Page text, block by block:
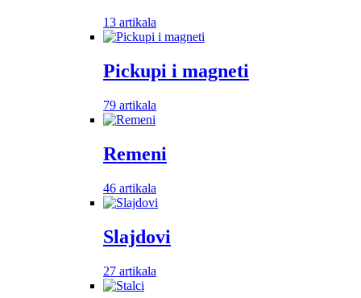
13 artikala
Pickupi i magneti
79 artikala
Remeni
46 artikala
Slajdovi
27 artikala